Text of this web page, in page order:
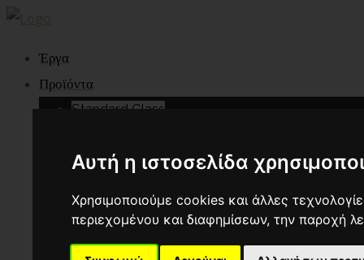
Αυτή η ιστοσελίδα
Χρησιμοποιούμε cookies και άλλες
περιεχομένου και διαφημίσεων, την παροχή
Έργα
Προϊόντα
Standard Glass
Design & Decoration
Protection & Safety
Structural
Energy